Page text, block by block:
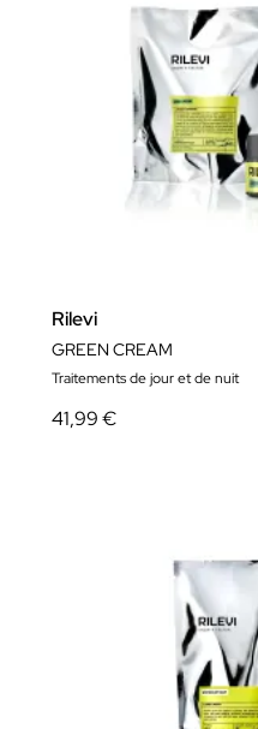
Rilevi
GREEN CREAM
Traitements de jour et de nuit
41,99 €